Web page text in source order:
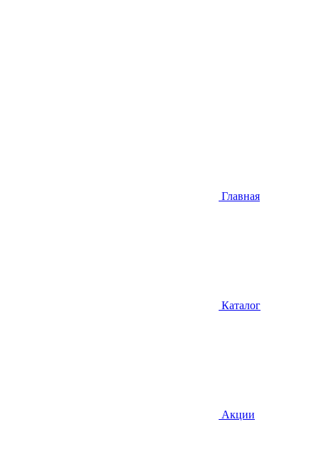
Главная
Каталог
Акции